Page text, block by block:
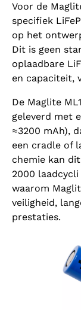
Voor de
specifiek
op het
Dit is geen
oplaadbare
en capaciteit,
De Maglite
geleverd met
≈3200 mAh),
een cradle of
chemie kan
2000
waarom
veiligheid,
prestaties.